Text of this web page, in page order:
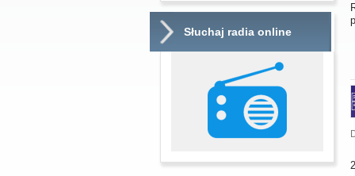
Słuchaj radia online